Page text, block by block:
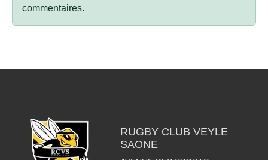
commentaires.
RUGBY CLUB VEYLE
SAONE